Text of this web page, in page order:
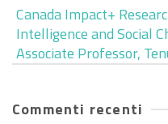
Canada Impact+
Intelligence and Social
Associate Professor,
Commenti recenti